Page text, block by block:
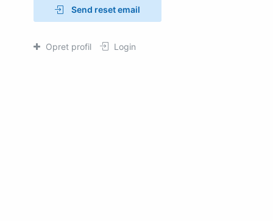
Send reset email
Opret profil Login